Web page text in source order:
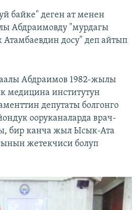
байке" деген ат менен
Абдраимовду "мурдагы
Атамбаевдин досу" деп айтып
Абдраимов 1982-жылы
медицина институтун
депутаты болгонго
ооруканаларда врач-
бир канча жыл Ысык-Ата
жетекчиси болуп